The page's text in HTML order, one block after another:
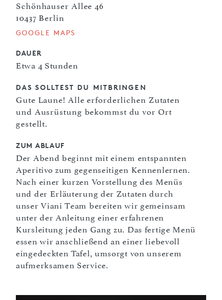
Schönhauser Allee 46
10437 Berlin
GOOGLE MAPS
DAUER
Etwa 4 Stunden
DAS SOLLTEST DU MITBRINGEN
Gute Laune! Alle erforderlichen Zutaten
und Ausrüstung bekommst du vor Ort
gestellt.
ZUM ABLAUF
Der Abend beginnt mit einem entspannten
Aperitivo zum gegenseitigen Kennenlernen.
Nach einer kurzen Vorstellung des Menüs
und der Erläuterung der Zutaten durch
unser Viani Team bereiten wir gemeinsam
unter der Anleitung einer erfahrenen
Kursleitung jeden Gang zu. Das fertige Menü
essen wir anschließend an einer liebevoll
eingedeckten Tafel, umsorgt von unserem
aufmerksamen Service.